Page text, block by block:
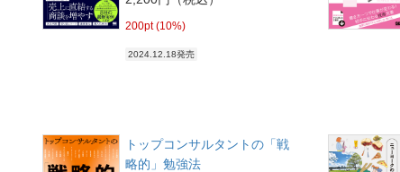
200pt (10%)
2024.12.18発売
トップコンサルタントの「戦
略的」勉強法